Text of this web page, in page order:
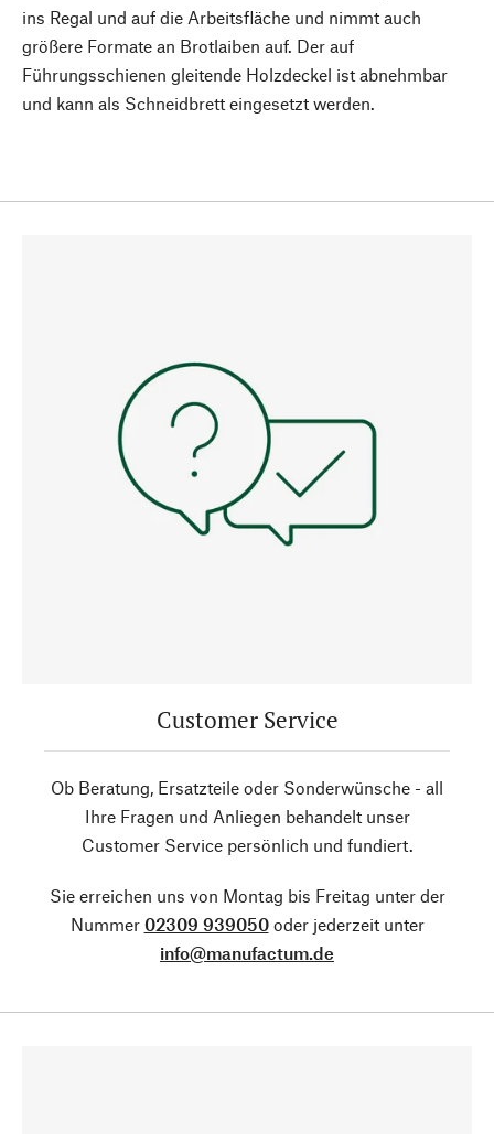
ins Regal und auf die Arbeitsfläche und nimmt auch
größere Formate an Brotlaiben auf. Der auf
Führungsschienen gleitende Holzdeckel ist abnehmbar
und kann als Schneidbrett eingesetzt werden.
Customer Service
Ob Beratung, Ersatzteile oder Sonderwünsche - all
Ihre Fragen und Anliegen behandelt unser
Customer Service persönlich und fundiert.
Sie erreichen uns von Montag bis Freitag unter der
Nummer 02309 939050oder jederzeit unter
info@manufactum.de